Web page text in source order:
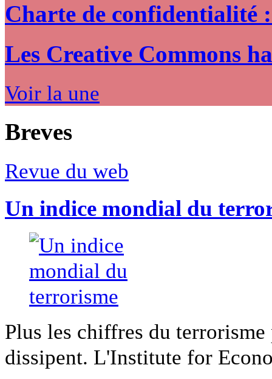
Charte de confidentialité
Les Creative Commons
Voir la une
Breves
Revue du web
Un indice mondial du
Plus les chiffres du
dissipent. L'Institute for